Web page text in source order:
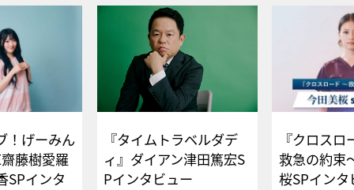
！げーみん
藤樹愛羅
SPインタ
『タイムトラベルダデ
ィ』ダイアン津田篤宏S
Pインタビュー
『クロス
救急の約束
桜SPイ